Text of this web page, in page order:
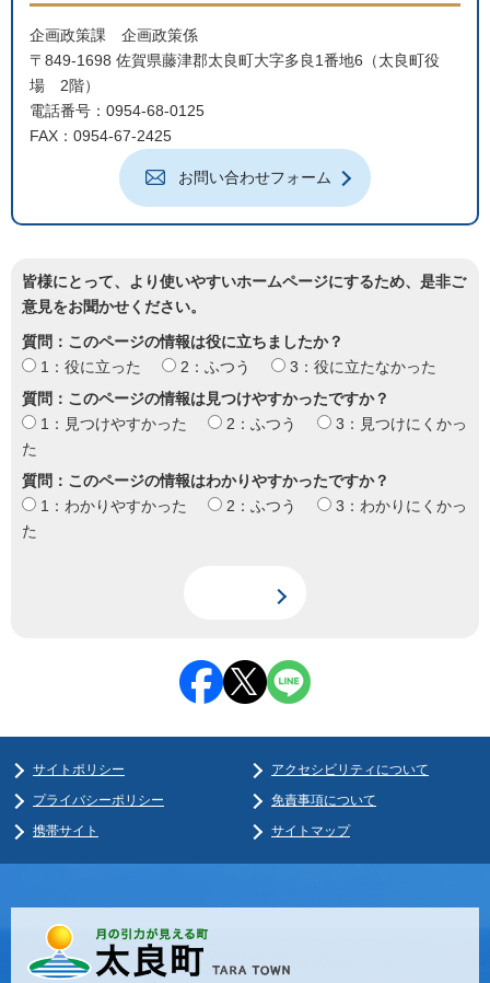
企画政策課 企画政策係
〒849-1698 佐賀県藤津郡太良町大字多良1番地6（太良町役
場 2階）
電話番号：0954-68-0125
FAX：0954-67-2425
お問い合わせフォーム
皆様にとって、より使いやすいホームページにするため、是非ご
意見をお聞かせください。
質問：このページの情報は役に立ちましたか？
1：役に立った
2：ふつう
3：役に立たなかった
質問：このページの情報は見つけやすかったですか？
1：見つけやすかった
2：ふつう
3：見つけにくかっ
た
質問：このページの情報はわかりやすかったですか？
1：わかりやすかった
2：ふつう
3：わかりにくかっ
た
サイトポリシー
アクセシビリティについて
プライバシーポリシー
免責事項について
携帯サイト
サイトマップ